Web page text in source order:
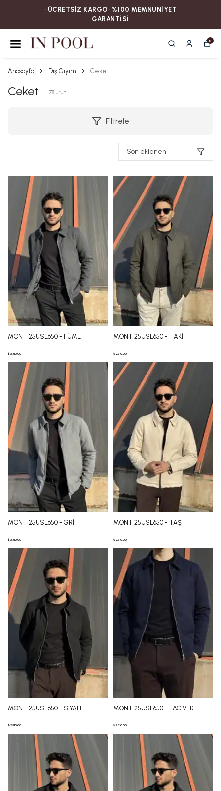
• ÜCRETSİZ KARGOㅤ‎‎‎‎‎‎‎‎• %100 MEMNUNİYET
GARANTİSİ
0
Anasayfa Dış Giyim Ceket
Ceket 78 ürün
Filtrele
Son eklenen
MONT 25USE650 - FÜME
₺ 2,310.00
MONT 25USE650 - HAKİ
₺ 2,310.00
MONT 25USE650 - GRİ
₺ 2,310.00
MONT 25USE650 - TAŞ
₺ 2,310.00
MONT 25USE650 - SİYAH
₺ 2,310.00
MONT 25USE650 - LACİVERT
₺ 2,310.00